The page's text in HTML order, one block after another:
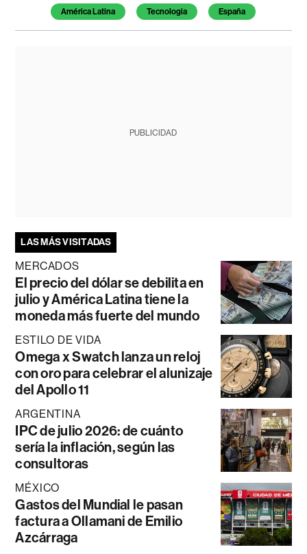
América Latina Tecnologia España
PUBLICIDAD
LAS MÁS VISITADAS
MERCADOS
El precio del dólar se debilita en
julio y América Latina tiene la
moneda más fuerte del mundo
ESTILO DE VIDA
Omega x Swatch lanza un reloj
con oro para celebrar el alunizaje
del Apollo 11
ARGENTINA
IPC de julio 2026: de cuánto
sería la inflación, según las
consultoras
MÉXICO
Gastos del Mundial le pasan
factura a Ollamani de Emilio
Azcárraga